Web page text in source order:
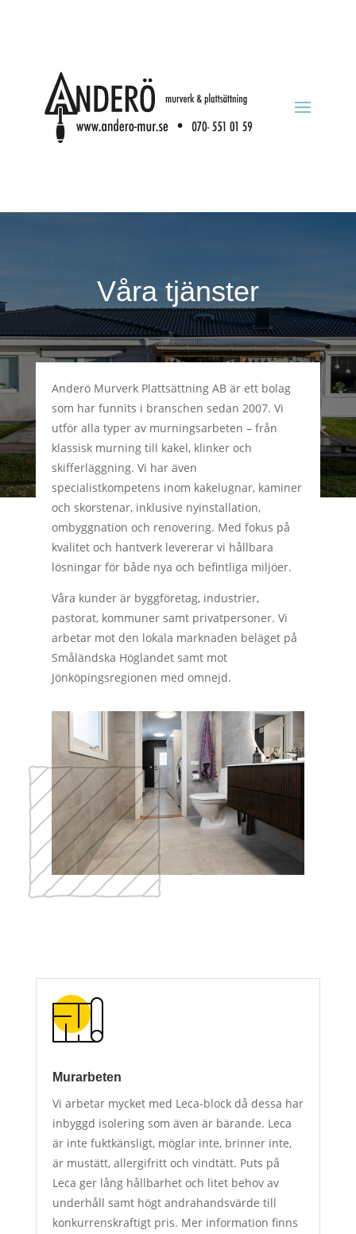
Våra tjänster
Anderö Murverk Plattsättning AB är ett bolag
som har funnits i branschen sedan 2007. Vi
utför alla typer av murningsarbeten – från
klassisk murning till kakel, klinker och
skifferläggning. Vi har även
specialistkompetens inom kakelugnar, kaminer
och skorstenar, inklusive nyinstallation,
ombyggnation och renovering. Med fokus på
kvalitet och hantverk levererar vi hållbara
lösningar för både nya och befintliga miljöer.
Våra kunder är byggföretag, industrier,
pastorat, kommuner samt privatpersoner. Vi
arbetar mot den lokala marknaden beläget på
Småländska Höglandet samt mot
Jönköpingsregionen med omnejd.
Murarbeten
Vi arbetar mycket med Leca-block då dessa har
inbyggd isolering som även är bärande. Leca
är inte fuktkänsligt, möglar inte, brinner inte,
är mustätt, allergifritt och vindtätt. Puts på
Leca ger lång hållbarhet och litet behov av
underhåll samt högt andrahandsvärde till
konkurrenskraftigt pris. Mer information finns